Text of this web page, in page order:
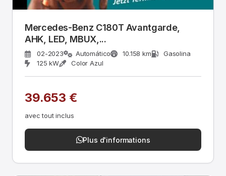
Mercedes-Benz C180T Avantgarde,
AHK, LED, MBUX,...
02-2023 Automático 10.158 km
Gasolina
125 kW
Color Azul
39.653 €
avec tout inclus
Plus d'informations